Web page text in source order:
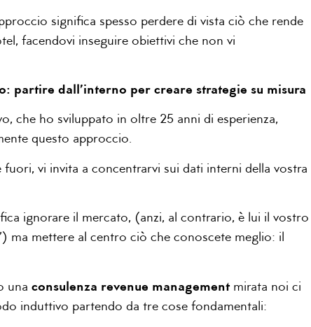
significa spesso perdere di vista ciò che rende
facendovi inseguire obiettivi che non vi
partire dall’interno per creare strategie su misura
che ho sviluppato in oltre 25 anni di esperienza,
questo approccio.
fuori, vi invita a concentrarvi sui dati interni della vostra
ignorare il mercato, (anzi, al contrario, è lui il vostro
ma mettere al centro ciò che conoscete meglio: il
una consulenza revenue managementmirata noi ci
induttivo partendo da tre cose fondamentali: